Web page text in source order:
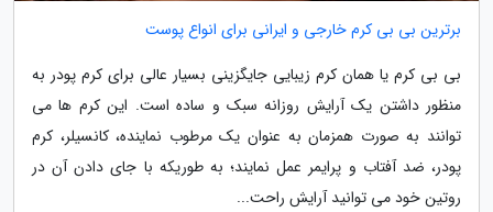
برترین بی بی کرم خارجی و ایرانی برای انواع پوست
بی بی کرم یا همان کرم زیبایی جایگزینی بسیار عالی برای کرم پودر به
منظور داشتن یک آرایش روزانه سبک و ساده است. این کرم ها می
توانند به صورت همزمان به عنوان یک مرطوب نماینده، کانسیلر، کرم
پودر، ضد آفتاب و پرایمر عمل نمایند؛ به طوریکه با جای دادن آن در
روتین خود می توانید آرایش راحت...